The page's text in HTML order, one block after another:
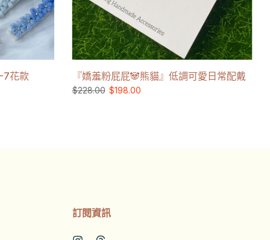
7花款 『嬌羞粉屁屁🐼熊貓』低調可愛日常配戴
$228.00 $198.00
訂閱資訊